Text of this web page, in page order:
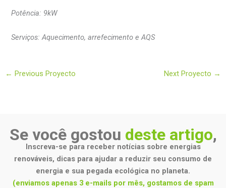
Potência: 9kW
Serviços: Aquecimento, arrefecimento e AQS
← Previous Proyecto Next Proyecto →
Se você gostou deste artigo,
Inscreva-se para receber notícias sobre energias
renováveis, dicas para ajudar a reduzir seu consumo de
energia e sua pegada ecológica no planeta.
(enviamos apenas 3 e-mails por mês, gostamos de spam